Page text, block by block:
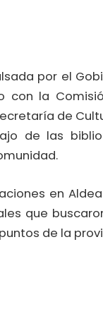
por el
con la
de
de las
en
que
de la